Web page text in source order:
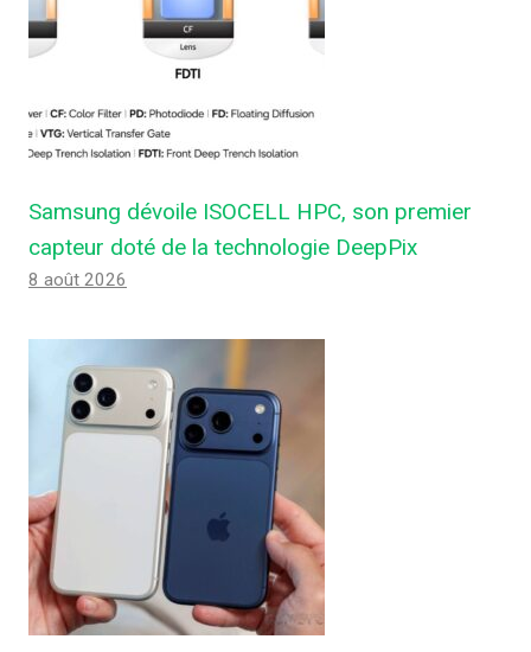
Samsung dévoile ISOCELL HPC, son premier
capteur doté de la technologie DeepPix
8 août 2026